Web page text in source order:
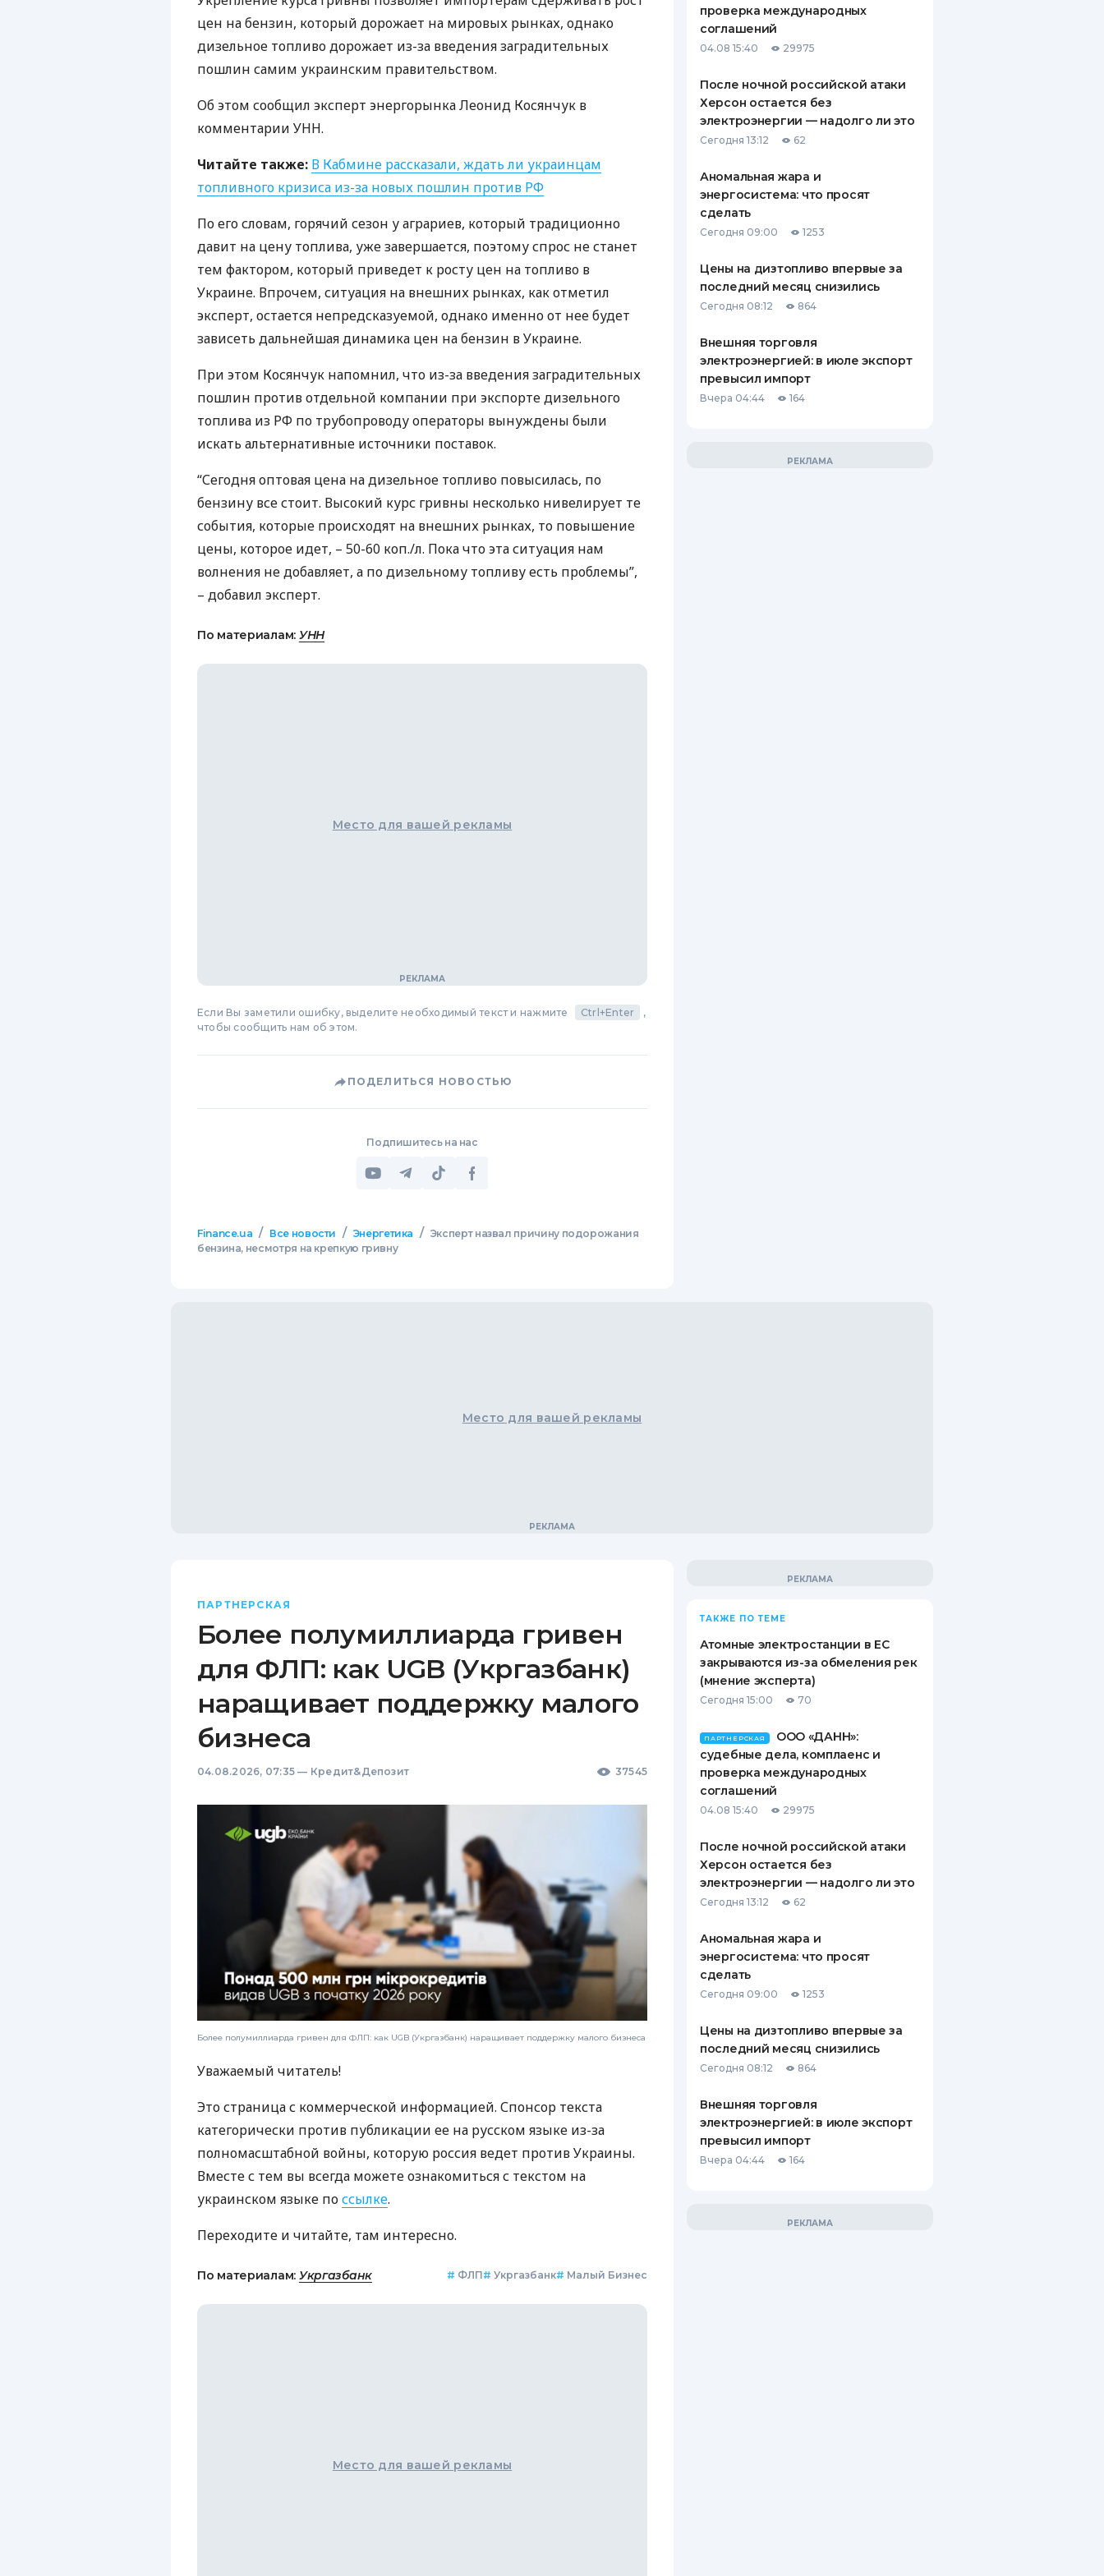
ЕЖЕМЕСЯЧНЫЙ ОБЗОР
КЕШБЭКА
ПУТЕВОДИТЕЛИ ПО
СТРАХОВЫЕ КОМПАНИИ
ОТЗЫВЫ О СТРАХОВЫХ
КОНТАКТЫ
цен на бензин, который дорожает на мировых рынках, однако
дизельное топливо дорожает из-за введения заградительных
пошлин самим украинским правительством.
Об этом сообщил эксперт энергорынка Леонид Косянчук в
комментарии УНН.
Читайте также: В Кабмине рассказали, ждать ли украинцам
топливного кризиса из-за новых пошлин против РФ
По его словам, горячий сезон у аграриев, который традиционно
давит на цену топлива, уже завершается, поэтому спрос не станет
тем фактором, который приведет к росту цен на топливо в
Украине. Впрочем, ситуация на внешних рынках, как отметил
эксперт, остается непредсказуемой, однако именно от нее будет
зависеть дальнейшая динамика цен на бензин в Украине.
При этом Косянчук напомнил, что из-за введения заградительных
пошлин против отдельной компании при экспорте дизельного
топлива из РФ по трубопроводу операторы вынуждены были
искать альтернативные источники поставок.
“Сегодня оптовая цена на дизельное топливо повысилась, по
бензину все стоит. Высокий курс гривны несколько нивелирует те
события, которые происходят на внешних рынках, то повышение
цены, которое идет, – 50-60 коп./л. Пока что эта ситуация нам
волнения не добавляет, а по дизельному топливу есть проблемы”,
– добавил эксперт.
По материалам: УНН
Место для вашей рекламы
Если Вы заметили ошибку, выделите необходимый текст и нажмите Ctrl+Enter
,
чтобы сообщить нам об этом.
ПОДЕЛИТЬСЯ НОВОСТЬЮ
Подпишитесь на нас
Finance.ua / Все новости / Энергетика / Эксперт назвал причину подорожания
бензина, несмотря на крепкую гривну
проверка международных
соглашений
04.08 15:40 29975
После ночной российской атаки
Херсон остается без
электроэнергии — надолго ли это
Сегодня 13:12 62
Аномальная жара и
энергосистема: что просят
сделать
Сегодня 09:00 1253
Цены на дизтопливо впервые за
последний месяц снизились
Сегодня 08:12 864
Внешняя торговля
электроэнергией: в июле экспорт
превысил импорт
Вчера 04:44 164
Место для вашей рекламы
ПАРТНЕРСКАЯ
Более полумиллиарда гривен
для ФЛП: как UGB (Укргазбанк)
наращивает поддержку малого
бизнеса
04.08.2026, 07:35 — Кредит&Депозит 37545
Более полумиллиарда гривен для ФЛП: как UGB (Укргазбанк) наращивает поддержку малого бизнеса
Уважаемый читатель!
Это страница с коммерческой информацией. Спонсор текста
категорически против публикации ее на русском языке из-за
полномасштабной войны, которую россия ведет против Украины.
Вместе с тем вы всегда можете ознакомиться с текстом на
украинском языке поссылке.
Переходите и читайте, там интересно.
По материалам: Укргазбанк # ФЛП# Укргазбанк# Малый Бизнес
Место для вашей рекламы
ТАКЖЕ ПО ТЕМЕ
Атомные электростанции в ЕС
закрываются из-за обмеления рек
(мнение эксперта)
Сегодня 15:00 70
ПАРТНЕРСКАЯ
ООО «ДАНН»:
судебные дела, комплаенс и
проверка международных
соглашений
04.08 15:40 29975
После ночной российской атаки
Херсон остается без
электроэнергии — надолго ли это
Сегодня 13:12 62
Аномальная жара и
энергосистема: что просят
сделать
Сегодня 09:00 1253
Цены на дизтопливо впервые за
последний месяц снизились
Сегодня 08:12 864
Внешняя торговля
электроэнергией: в июле экспорт
превысил импорт
Вчера 04:44 164